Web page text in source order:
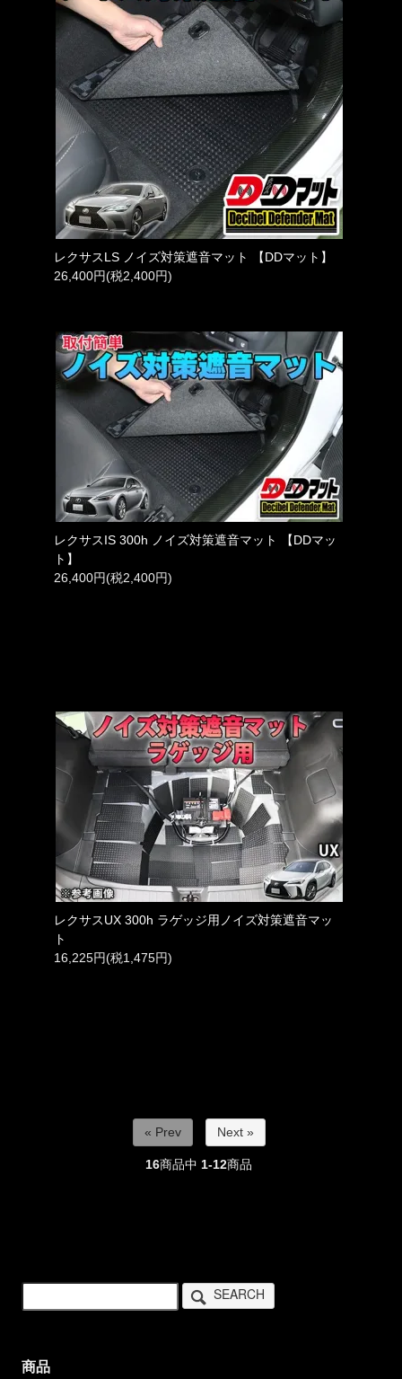
レクサスLS ノイズ対策遮音マット 【DDマット】
26,400円(税2,400円)
レクサスIS 300h ノイズ対策遮音マット 【DDマッ
ト】
26,400円(税2,400円)
レクサスUX 300h ラゲッジ用ノイズ対策遮音マッ
ト
16,225円(税1,475円)
« Prev Next »
16商品中 1-12商品
SEARCH
商品